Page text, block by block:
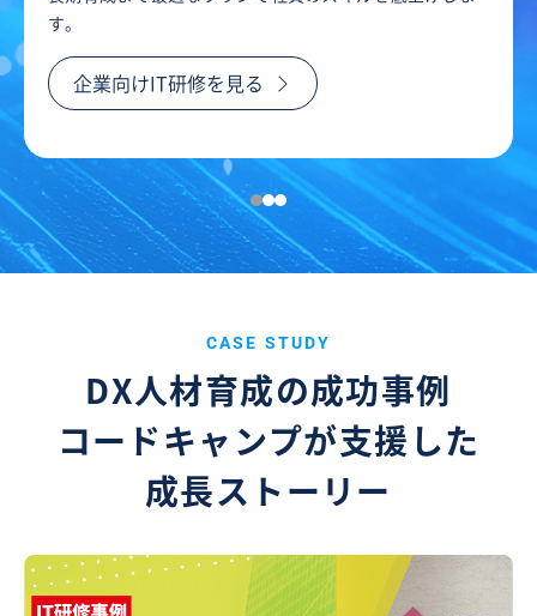
す。
企業向けIT研修を見る
CASE STUDY
DX人材育成の成功事例
コードキャンプが支援した
成長ストーリー